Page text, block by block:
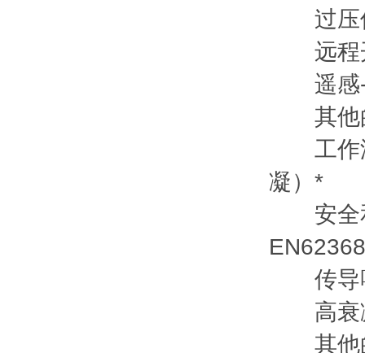
过压
远程开
遥感
其他
工作温
凝）*
安全和
传导
高衰
其他的